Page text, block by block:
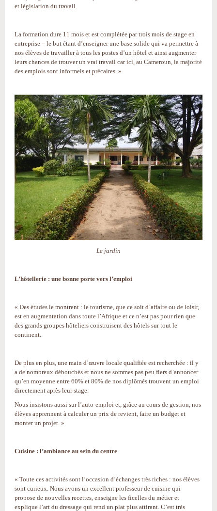
et législation du travail.
La formation dure 11 mois et est complétée par trois mois de stage en
entreprise – le but étant d’enseigner une base solide qui va permettre à
nos élèves de travailler à tous les postes d’un hôtel et ainsi augmenter
leurs chances de trouver un vrai travail car ici, au Cameroun, la majorité
des emplois sont informels et précaires. »
Le jardin
L’hôtellerie : une bonne porte vers l’emploi
« Des études le montrent : le tourisme, que ce soit d’affaire ou de loisir,
est en augmentation dans toute l’Afrique et ce n’est pas pour rien que
des grands groupes hôteliers construisent des hôtels sur tout le
continent.
De plus en plus, une main d’œuvre locale qualifiée est recherchée : il y
a de nombreux débouchés et nous ne sommes pas peu fiers d’annoncer
qu’en moyenne entre 60% et 80% de nos diplômés trouvent un emploi
directement après leur stage.
Nous insistons aussi sur l’auto-emploi et, grâce au cours de gestion, nos
élèves apprennent à calculer un prix de revient, faire un budget et
monter un projet. »
Cuisine : l’ambiance au sein du centre
« Toute ces activités sont l’occasion d’échanges très riches : nos élèves
sont curieux. Nous avons un excellent professeur de cuisine qui
propose de nouvelles recettes, enseigne les ficelles du métier et
explique l’art du dressage qui rend un plat plus attirant. C’est très